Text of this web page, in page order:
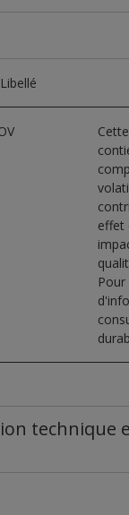
Libellé
effet
Pour
technique